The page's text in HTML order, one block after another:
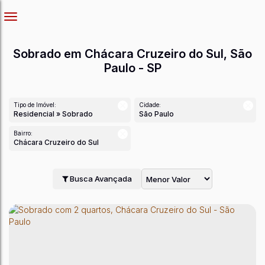
Sobrado em Chácara Cruzeiro do Sul, São
Paulo - SP
Tipo de Imóvel:
Residencial » Sobrado
Cidade:
São Paulo
Bairro:
Chácara Cruzeiro do Sul
Busca Avançada